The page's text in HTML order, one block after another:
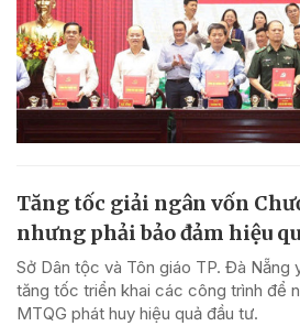
Tăng tốc giải ngân vốn
nhưng phải bảo đảm hiệu
Sở Dân tộc và Tôn giáo TP. Đà Nẵng
tăng tốc triển khai các công trình để
MTQG phát huy hiệu quả đầu tư.